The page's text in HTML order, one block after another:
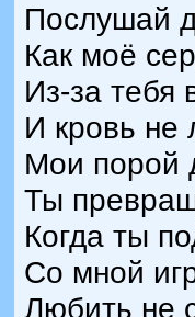
Послушай
Как моё
Из-за тебя
И кровь не
Мои порой
Ты
Когда ты
Со мной
Любить не